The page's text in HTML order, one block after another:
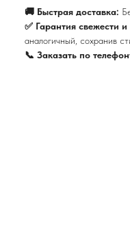
🚚 Быстрая доставка:
✅ Гарантия свежести и
аналогичный, сохранив
📞 Заказать по